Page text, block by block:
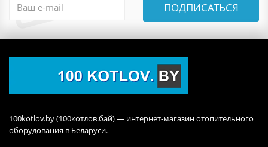
ПОДПИСАТЬСЯ
100kotlov.by (100котлов.бай) — интернет-магазин отопительного
оборудования в Беларуси.